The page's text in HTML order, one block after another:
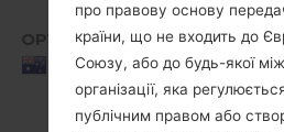
OPT
Australia
про правову основу
країни, що не входить до
Союзу, або до будь-якої
організації, яка
публічним правом або